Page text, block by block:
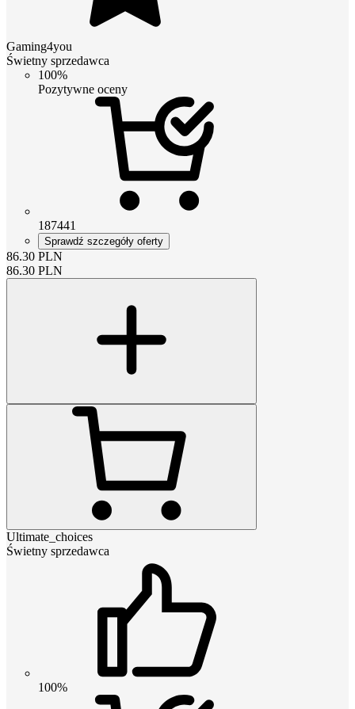
Gaming4you
Świetny sprzedawca
100%
Pozytywne oceny
187441
Sprawdź szczegóły oferty
86.30 PLN
86.30 PLN
Ultimate_choices
Świetny sprzedawca
100%